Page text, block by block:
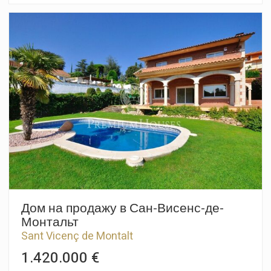
распределено на два этажа: •Первый этаж: прихожая,
гостиная-столовая на двух уровнях, кухня-офис, ванная
комната и спальня. •Второй этаж: четыре дополнительные
спальни и люкс с выходом на уютную террасу. На улице
есть очаровательная летняя веранда с барбекю,
окружённая зеленью и рядом с бассейном. Вторая
веранда, с выходом из гостиной, предлагает идеальное
место для отдыха. Дом также оснащён электрическими
ставнями, периметральной сигнализацией и другими
удобствами, которые делают его очень полноценным
вариантом.
Дом на продажу в Сан-Висенс-де-
Монтальт
Sant Vicenç de Montalt
1.420.000 €